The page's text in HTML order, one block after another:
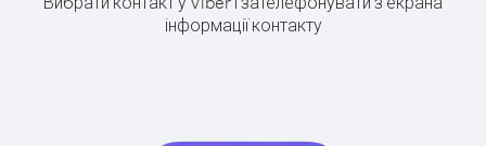
інформації контакту